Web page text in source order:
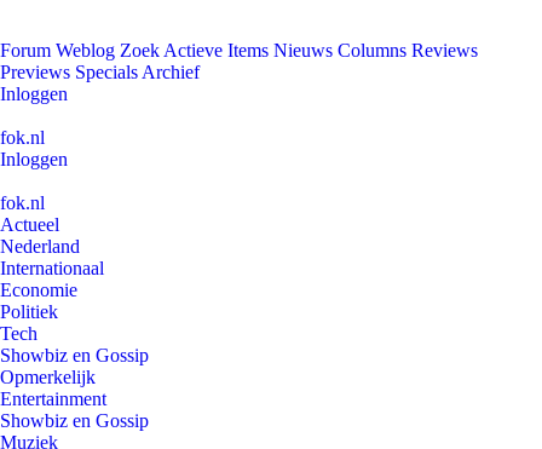
Forum Weblog Zoek Actieve Items Nieuws Columns Reviews
Previews Specials Archief
Inloggen
fok.nl
Inloggen
fok.nl
Actueel
Nederland
Internationaal
Economie
Politiek
Tech
Showbiz en Gossip
Opmerkelijk
Entertainment
Showbiz en Gossip
Muziek